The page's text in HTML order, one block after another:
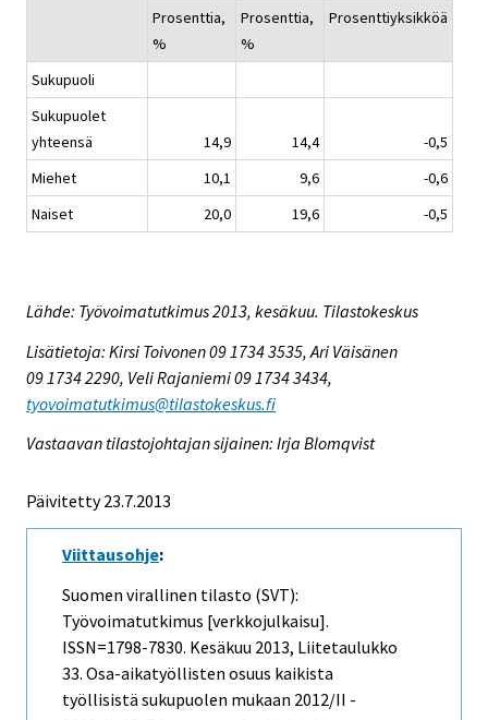
Prosenttia,
%
Prosenttia,
%
Prosenttiyksikköä
Sukupuoli
Sukupuolet
yhteensä
14,9 14,4
-0,5
Miehet
10,1 9,6
-0,6
Naiset
20,0 19,6 -0,5
Lähde: Työvoimatutkimus 2013, kesäkuu. Tilastokeskus
Lisätietoja: Kirsi Toivonen 09 1734 3535, Ari Väisänen
09 1734 2290, Veli Rajaniemi 09 1734 3434,
tyovoimatutkimus@tilastokeskus.fi
Vastaavan tilastojohtajan sijainen: Irja Blomqvist
Päivitetty 23.7.2013
Viittausohje:
Suomen virallinen tilasto (SVT):
Työvoimatutkimus [verkkojulkaisu].
ISSN=1798-7830. Kesäkuu 2013, Liitetaulukko
33. Osa-aikatyöllisten osuus kaikista
työllisistä sukupuolen mukaan 2012/II -